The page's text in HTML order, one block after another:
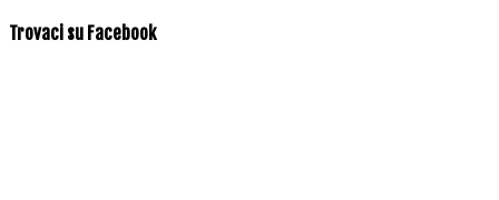
Trovaci su Facebook